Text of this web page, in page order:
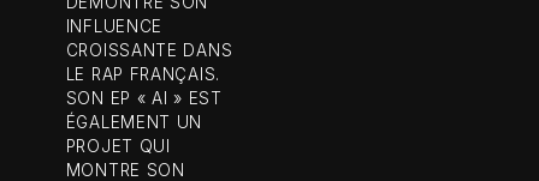
INFLUENCE
CROISSANTE DANS
LE RAP FRANÇAIS.
SON EP « AI » EST
ÉGALEMENT UN
PROJET QUI
MONTRE SON